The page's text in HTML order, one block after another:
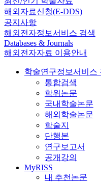
해외자료신청(E-DDS)
공지사항
해외전자정보서비스 검색
Databases & Journals
해외전자자료 이용안내
학술연구정보서비스
통합검색
학위논문
국내학술논문
해외학술논문
학술지
단행본
연구보고서
공개강의
MyRISS
내 추천논문